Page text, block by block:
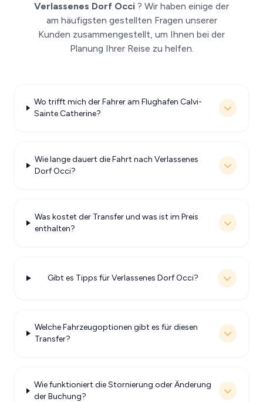
Verlassenes Dorf Occi ? Wir haben einige der
am häufigsten gestellten Fragen unserer
Kunden zusammengestellt, um Ihnen bei der
Planung Ihrer Reise zu helfen.
Wo trifft mich der Fahrer am Flughafen Calvi-
Sainte Catherine?
Wie lange dauert die Fahrt nach Verlassenes
Dorf Occi?
Was kostet der Transfer und was ist im Preis
enthalten?
Gibt es Tipps für Verlassenes Dorf Occi?
Welche Fahrzeugoptionen gibt es für diesen
Transfer?
Wie funktioniert die Stornierung oder Änderung
der Buchung?